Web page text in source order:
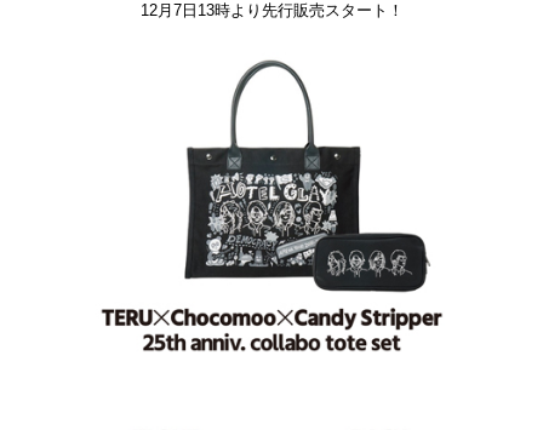
12月7日13時より先行販売スタート！